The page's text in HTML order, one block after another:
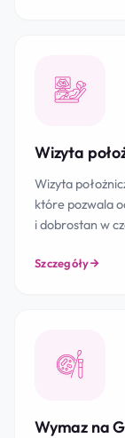
Wizyta
Wizyta
które pozwala
i dobrostan w
Szczegóły
Wymaz na